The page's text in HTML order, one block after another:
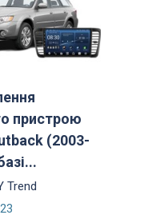
пристрою
(2003-
Trend